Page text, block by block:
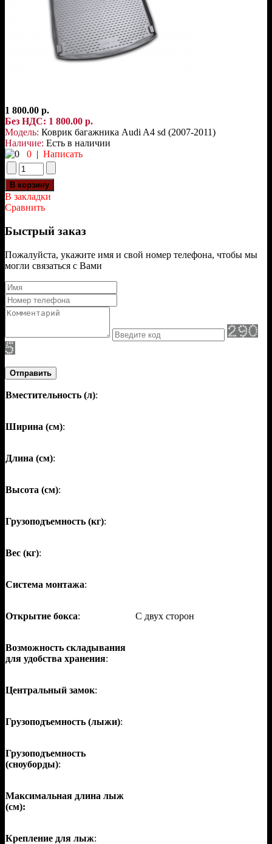
1 800.00 р.
Без НДС: 1 800.00 р.
Модель: Коврик багажника Audi A4 sd (2007-2011)
Наличие: Есть в наличии
0 | Написать
В закладки
Сравнить
Быстрый заказ
Пожалуйста, укажите имя и свой номер телефона, чтобы мы
могли связаться с Вами
Отправить
Вместительность (л):
Ширина (см):
Длина (см):
Высота (см):
Грузоподъемность (кг):
Вес (кг):
Система монтажа:
Открытие бокса: С двух сторон
Возможность складывания
для удобства хранения:
Центральный замок:
Грузоподъемность (лыжи):
Грузоподъемность
(сноуборды):
Максимальная длина лыж
(см):
Крепление для лыж: